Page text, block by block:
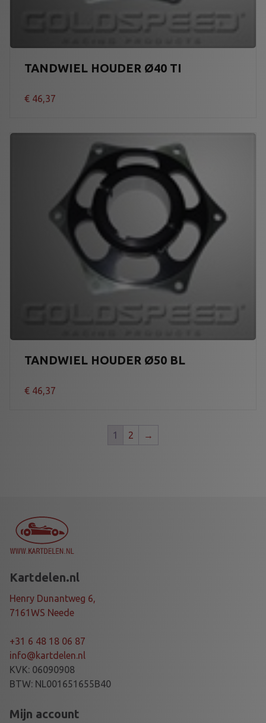
TANDWIEL HOUDER Ø40 TI
€ 46,37
TANDWIEL HOUDER Ø50 BL
€ 46,37
1 2 →
Kartdelen.nl
Henry Dunantweg 6,
7161WS Neede
+31 6 48 18 06 87
info@kartdelen.nl
KVK: 06090908
BTW: NL001651655B40
Mijn account